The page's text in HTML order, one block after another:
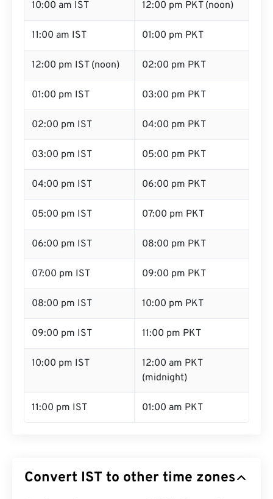
10:00 am IST 12:00 pm PKT (noon)
11:00 am IST 01:00 pm PKT
12:00 pm IST (noon) 02:00 pm PKT
01:00 pm IST 03:00 pm PKT
02:00 pm IST 04:00 pm PKT
03:00 pm IST 05:00 pm PKT
04:00 pm IST 06:00 pm PKT
05:00 pm IST 07:00 pm PKT
06:00 pm IST 08:00 pm PKT
07:00 pm IST 09:00 pm PKT
08:00 pm IST 10:00 pm PKT
09:00 pm IST 11:00 pm PKT
10:00 pm IST
12:00 am PKT
(midnight)
11:00 pm IST 01:00 am PKT
Convert IST to other time zones